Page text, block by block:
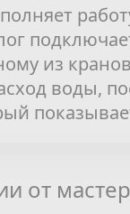
из
воды,
от